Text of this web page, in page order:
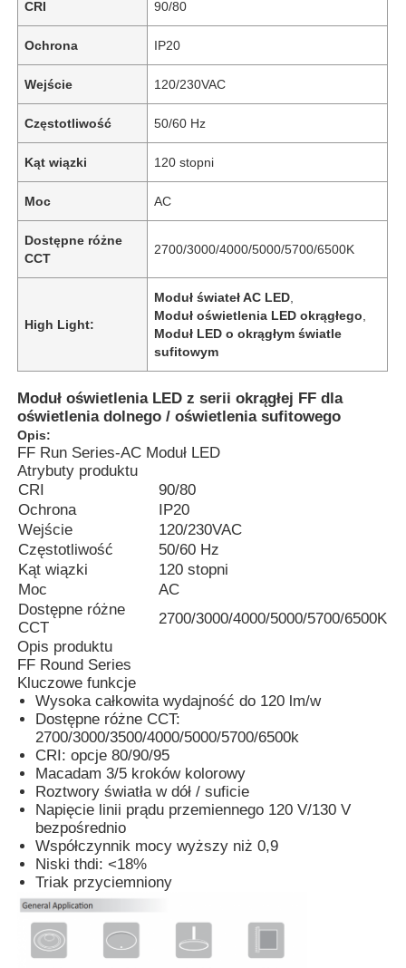
Dom
Produkty
O nas
CRI 90/80
Ochrona IP20
Wejście 120/230VAC
Częstotliwość 50/60 Hz
Kąt wiązki 120 stopni
Moc AC
Dostępne różne
CCT
2700/3000/4000/5000/5700/6500K
High Light:
Moduł świateł AC LED
Moduł oświetlenia LED okrągłego
Moduł LED o okrągłym światle
sufitowym
Moduł oświetlenia LED z serii okrągłej FF dla
oświetlenia dolnego / oświetlenia sufitowego
Opis:
FF Run Series-AC Moduł LED
Atrybuty produktu
CRI
90/80
Ochrona
IP20
Wejście
120/230VAC
Częstotliwość
50/60 Hz
Kąt wiązki
120 stopni
Moc
AC
Dostępne różne
CCT
2700/3000/4000/5000/5700/6500K
Opis produktu
FF Round Series
Kluczowe funkcje
Wysoka całkowita wydajność do 120 lm/w
Dostępne różne CCT:
2700/3000/3500/4000/5000/5700/6500k
CRI: opcje 80/90/95
Macadam 3/5 kroków kolorowy
Roztwory światła w dół / suficie
Napięcie linii prądu przemiennego 120 V/130 V
bezpośrednio
Współczynnik mocy wyższy niż 0,9
Niski thdi: <18%
Triak przyciemniony